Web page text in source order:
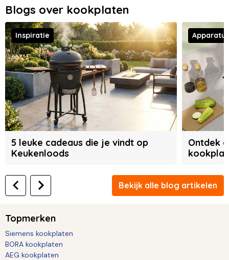
Blogs over kookplaten
5 leuke cadeaus die je vindt op
Keukenloods
Inspiratie
Ontdek
Bekijk alle blog artikelen
Topmerken
Siemens kookplaten
BORA kookplaten
AEG kookplaten